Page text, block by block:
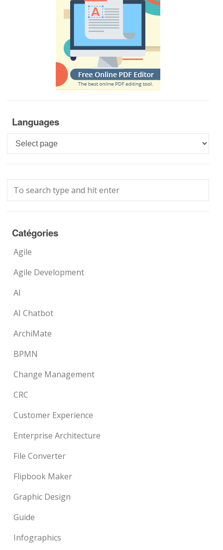
Languages
Languages
Catégories
Agile
Agile Development
AI
AI Chatbot
ArchiMate
BPMN
Change Management
CRC
Customer Experience
Enterprise Architecture
File Converter
Flipbook Maker
Graphic Design
Guide
Infographics